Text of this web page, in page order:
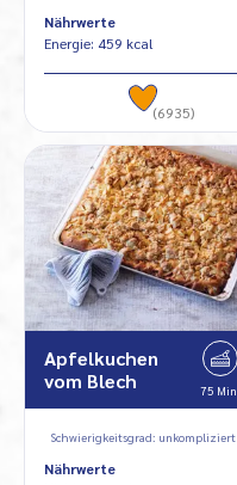
Nährwerte
Energie: 459 kcal
(6935)
Apfelkuchen
vom Blech
75 Min.
Schwierigkeitsgrad: unkompliziert
Nährwerte